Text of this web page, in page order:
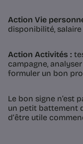
Action Vie
disponibilité,
Action Activités :
campagne,
formuler un bon
Le bon signe n’est
un petit battement
d’être utile